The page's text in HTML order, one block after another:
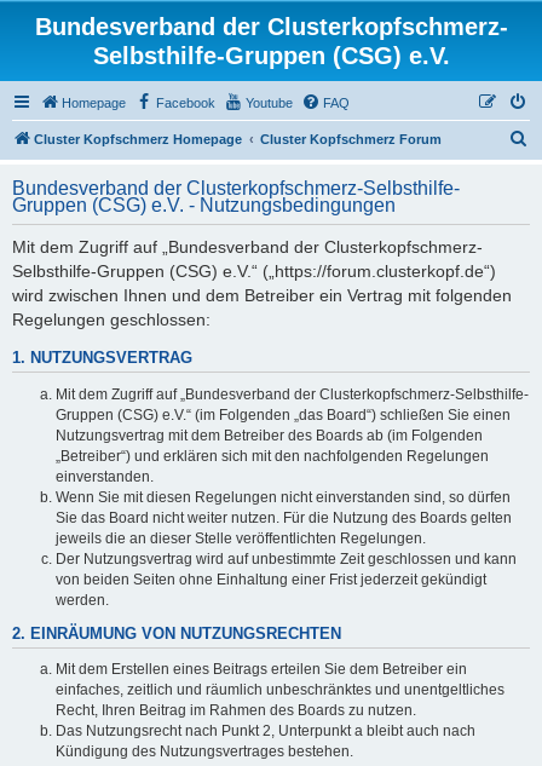
Bundesverband der Clusterkopfschmerz-
Selbsthilfe-Gruppen (CSG) e.V.
Homepage Facebook Youtube FAQ
Cluster Kopfschmerz Homepage Cluster Kopfschmerz Forum
h
Bundesverband der Clusterkopfschmerz-Selbsthilfe-
Gruppen (CSG) e.V. - Nutzungsbedingungen
Mit dem Zugriff auf „Bundesverband der Clusterkopfschmerz-
Selbsthilfe-Gruppen (CSG) e.V.“ („https://forum.clusterkopf.de“)
wird zwischen Ihnen und dem Betreiber ein Vertrag mit folgenden
Regelungen geschlossen:
1. NUTZUNGSVERTRAG
Mit dem Zugriff auf „Bundesverband der Clusterkopfschmerz-Selbsthilfe-
Gruppen (CSG) e.V.“ (im Folgenden „das Board“) schließen Sie einen
Nutzungsvertrag mit dem Betreiber des Boards ab (im Folgenden
„Betreiber“) und erklären sich mit den nachfolgenden Regelungen
einverstanden.
Wenn Sie mit diesen Regelungen nicht einverstanden sind, so dürfen
Sie das Board nicht weiter nutzen. Für die Nutzung des Boards gelten
jeweils die an dieser Stelle veröffentlichten Regelungen.
Der Nutzungsvertrag wird auf unbestimmte Zeit geschlossen und kann
von beiden Seiten ohne Einhaltung einer Frist jederzeit gekündigt
werden.
2. EINRÄUMUNG VON NUTZUNGSRECHTEN
Mit dem Erstellen eines Beitrags erteilen Sie dem Betreiber ein
einfaches, zeitlich und räumlich unbeschränktes und unentgeltliches
Recht, Ihren Beitrag im Rahmen des Boards zu nutzen.
Das Nutzungsrecht nach Punkt 2, Unterpunkt a bleibt auch nach
Kündigung des Nutzungsvertrages bestehen.